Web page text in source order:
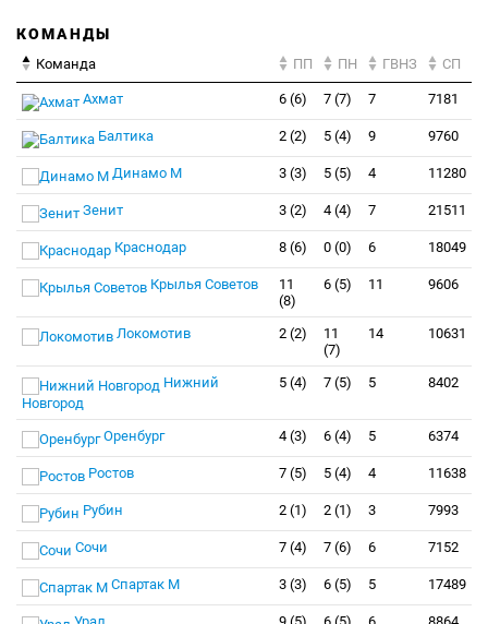
КОМАНДЫ
Команда ПП ПН ГВНЗ СП
Ахмат 6 (6) 7 (7) 7 7181
Балтика 2 (2) 5 (4) 9 9760
Динамо М 3 (3) 5 (5) 4 11280
Зенит 3 (2) 4 (4) 7 21511
Краснодар 8 (6) 0 (0) 6 18049
Крылья Советов
11
(8)
6 (5) 11 9606
Локомотив 2 (2)
11
(7)
14 10631
Нижний
Новгород
5 (4) 7 (5) 5 8402
Оренбург 4 (3) 6 (4) 5 6374
Ростов 7 (5) 5 (4) 4 11638
Рубин 2 (1) 2 (1) 3 7993
Сочи 7 (4) 7 (6) 6 7152
Спартак М 3 (3) 6 (5) 5 17489